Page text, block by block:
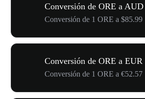
Conversión de ORE a AUD
Conversión de 1 ORE a $85.99
Conversión de ORE a EUR
Conversión de 1 ORE a €52.57